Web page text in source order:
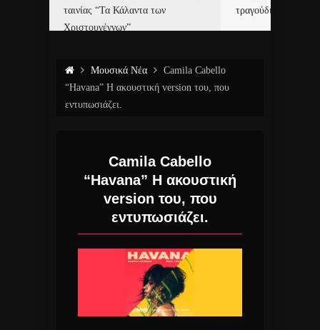
ταινίας “Τα Κάλαντα των
Χριστουγέννων”
τραγούδι και video
Μουσικά Νέα
Camila Cabello
“Havana” Η ακουστική version του, που
εντυπωσιάζει.
Camila Cabello
“Havana” Η ακουστική
version του, που
εντυπωσιάζει.